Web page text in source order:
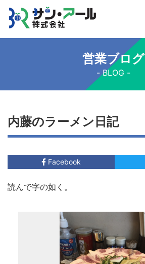
営業ブログ
BLOG
内藤のラーメン日記
Facebook
読んで字の如く。